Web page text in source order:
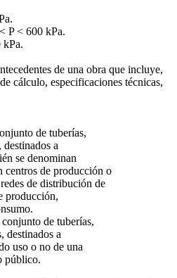
P < 600 kPa.
de una obra que incluye,
cálculo, especificaciones técnicas,
de tuberías,
a
denominan
de producción o
de distribución de
de tuberías,
a
o no de una